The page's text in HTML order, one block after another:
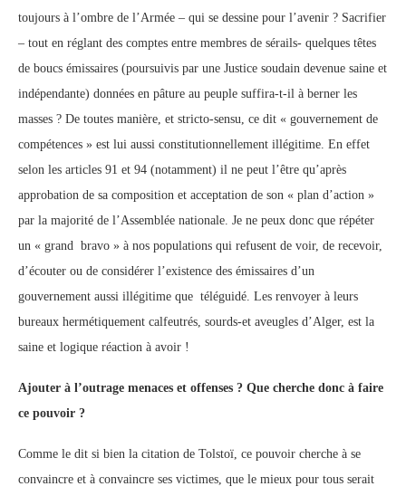
toujours à l’ombre de l’Armée – qui se dessine pour l’avenir ? Sacrifier
– tout en réglant des comptes entre membres de sérails- quelques têtes
de boucs émissaires (poursuivis par une Justice soudain devenue saine et
indépendante) données en pâture au peuple suffira-t-il à berner les
masses ? De toutes manière, et stricto-sensu, ce dit « gouvernement de
compétences » est lui aussi constitutionnellement illégitime. En effet
selon les articles 91 et 94 (notamment) il ne peut l’être qu’après
approbation de sa composition et acceptation de son « plan d’action »
par la majorité de l’Assemblée nationale. Je ne peux donc que répéter
un « grand bravo » à nos populations qui refusent de voir, de recevoir,
d’écouter ou de considérer l’existence des émissaires d’un
gouvernement aussi illégitime que téléguidé. Les renvoyer à leurs
bureaux hermétiquement calfeutrés, sourds-et aveugles d’Alger, est la
saine et logique réaction à avoir !
Ajouter à l’outrage menaces et offenses ? Que cherche donc à faire
ce pouvoir ?
Comme le dit si bien la citation de Tolstoï, ce pouvoir cherche à se
convaincre et à convaincre ses victimes, que le mieux pour tous serait